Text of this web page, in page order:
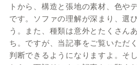
トから、構造と張地の素材、色や
です。ソファの理解が深まり、選
う。また、種類は意外とたくさん
ち。ですが、当記事をご覧いただ
判断できるようになりますよ。そ